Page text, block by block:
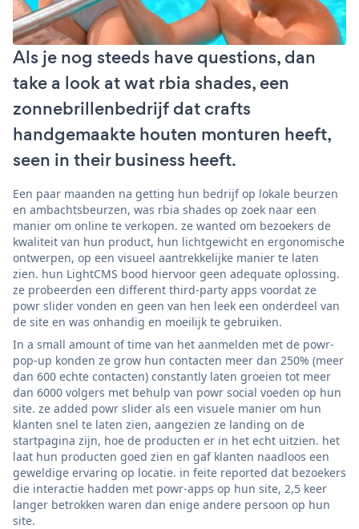
Als je nog steeds have questions, dan
take a look at wat rbia shades, een
zonnebrillenbedrijf dat crafts
handgemaakte houten monturen heeft,
seen in their business heeft.
Een paar maanden na getting hun bedrijf op lokale beurzen
en ambachtsbeurzen, was rbia shades op zoek naar een
manier om online te verkopen. ze wanted om bezoekers de
kwaliteit van hun product, hun lichtgewicht en ergonomische
ontwerpen, op een visueel aantrekkelijke manier te laten
zien. hun LightCMS bood hiervoor geen adequate oplossing.
ze probeerden een different third-party apps voordat ze
powr slider vonden en geen van hen leek een onderdeel van
de site en was onhandig en moeilijk te gebruiken.
In a small amount of time van het aanmelden met de powr-
pop-up konden ze grow hun contacten meer dan 250% (meer
dan 600 echte contacten) constantly laten groeien tot meer
dan 6000 volgers met behulp van powr social voeden op hun
site. ze added powr slider als een visuele manier om hun
klanten snel te laten zien, aangezien ze landing on de
startpagina zijn, hoe de producten er in het echt uitzien. het
laat hun producten goed zien en gaf klanten naadloos een
geweldige ervaring op locatie. in feite reported dat bezoekers
die interactie hadden met powr-apps op hun site, 2,5 keer
langer betrokken waren dan enige andere persoon op hun
site.